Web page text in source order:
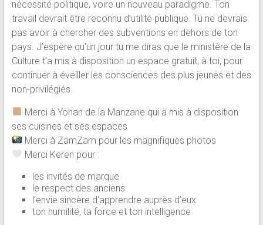
nécessité politique, voire un nouveau paradigme. Ton
travail devrait être reconnu d’utilité publique. Tu ne devrais
pas avoir à chercher des subventions en dehors de ton
pays. J’espère qu’un jour tu me diras que le ministère de la
Culture t’a mis à disposition un espace gratuit, à toi, pour
continuer à éveiller les consciences des plus jeunes et des
non-privilégiés.
Merci à Yohan de la Manzane qui a mis à disposition
ses cuisines et ses espaces
Merci à ZamZam pour les magnifiques photos
Merci Keren pour :
les invités de marque
le respect des anciens
l’envie sincère d’apprendre auprès d’eux
ton humilité, ta force et ton intelligence